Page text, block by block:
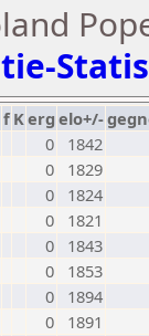
f Kerg elo+/-
0
1842
0
1829
0
1824
0
1821
0
1843
0
1853
0
1894
0
1891